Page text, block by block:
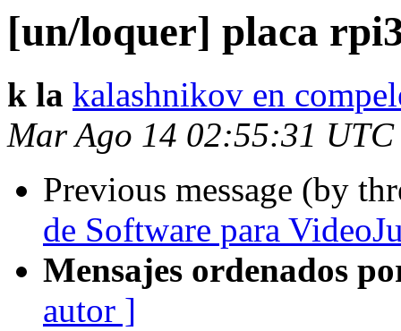
[un/loquer] placa
k la kalashnikov en
Mar Ago 14 02:55:31 UTC
Previous message (by
de Software para
Mensajes ordenados
autor ]